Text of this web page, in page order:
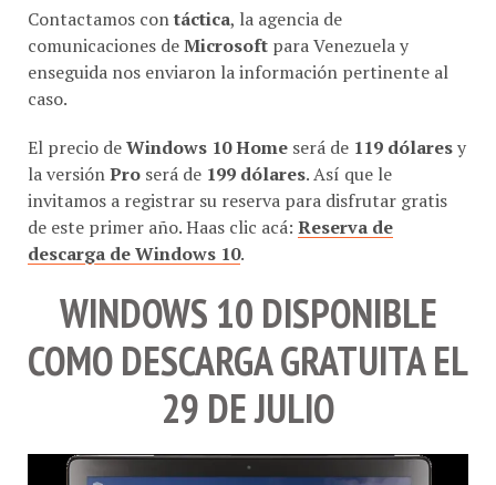
Contactamos contáctica , la agencia de
comunicaciones deMicrosoft para Venezuela y
enseguida nos enviaron la información pertinente al
caso.
El precio deWindows 10 Home será de 119 dólaresy
la versión Pro será de 199 dólares . Así que le
invitamos a registrar su reserva para disfrutar gratis
de este primer año. Haas clic acá: Reserva de
descarga de Windows 10.
WINDOWS 10 DISPONIBLE
COMO DESCARGA GRATUITA EL
29 DE JULIO